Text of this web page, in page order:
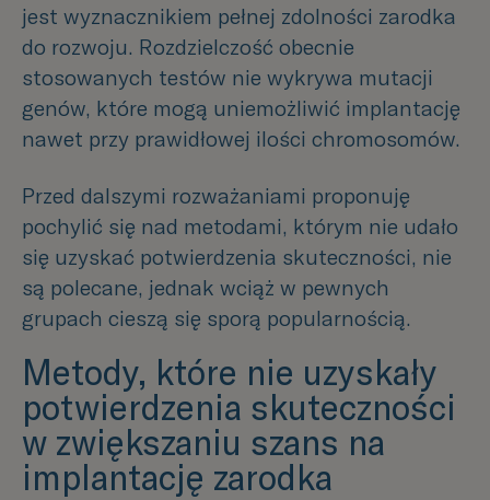
jest wyznacznikiem pełnej zdolności zarodka
do rozwoju. Rozdzielczość obecnie
stosowanych testów nie wykrywa mutacji
genów, które mogą uniemożliwić implantację
nawet przy prawidłowej ilości chromosomów.
Przed dalszymi rozważaniami proponuję
pochylić się nad metodami, którym nie udało
się uzyskać potwierdzenia skuteczności, nie
są polecane, jednak wciąż w pewnych
grupach cieszą się sporą popularnością.
Metody, które nie uzyskały
potwierdzenia skuteczności
w zwiększaniu szans na
implantację zarodka